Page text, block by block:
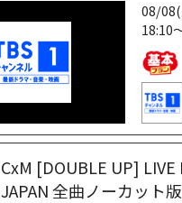
08/
18:10
CxM [DOUBLE UP] LIVE
JAPAN 全曲ノーカット版